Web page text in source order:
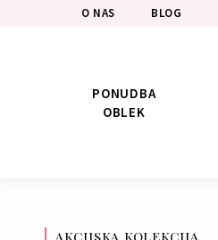
O NAS BLOG
PONUDBA
OBLEK
AKCIJSKA KOLEKCIJA